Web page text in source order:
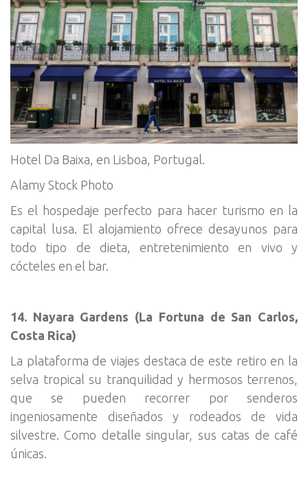
Hotel Da Baixa, en Lisboa, Portugal.
Alamy Stock Photo
Es el hospedaje perfecto para hacer turismo en la
capital lusa. El alojamiento ofrece desayunos para
todo tipo de dieta, entretenimiento en vivo y
cócteles en el bar.
14. Nayara Gardens (La Fortuna de San Carlos,
Costa Rica)
La plataforma de viajes destaca de este retiro en la
selva tropical su tranquilidad y hermosos terrenos,
que se pueden recorrer por senderos
ingeniosamente diseñados y rodeados de vida
silvestre. Como detalle singular, sus catas de café
únicas.